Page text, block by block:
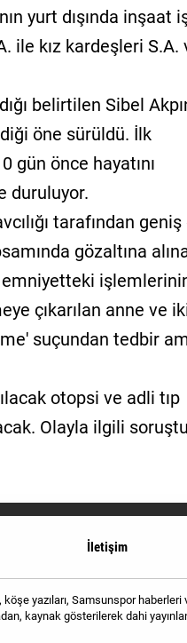
yurt dışında inşaat
ile kız kardeşleri S.A.
belirtilen Sibel
öne sürüldü. İlk
gün önce hayatını
duruluyor.
tarafından geniş
gözaltına
emniyetteki
çıkarılan anne ve
suçundan tedbir
otopsi ve adli tıp
Olayla ilgili
İletişim
yazıları, Samsunspor haberleri
kaynak gösterilerek dahi